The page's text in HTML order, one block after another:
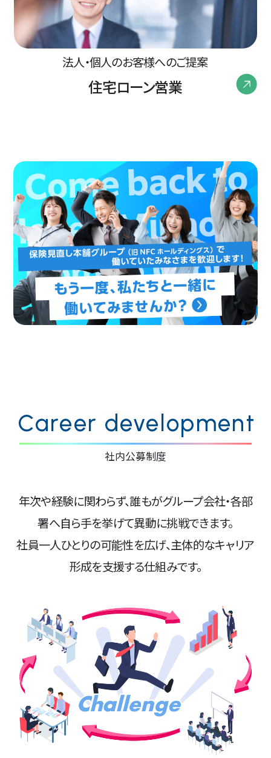
法人・個人のお客様へのご提案
住宅ローン営業
Career development
社内公募制度
年次や経験に関わらず、誰もがグループ会社・各部
署へ自ら手を挙げて異動に挑戦できます。
社員一人ひとりの可能性を広げ、主体的なキャリア
形成を支援する仕組みです。